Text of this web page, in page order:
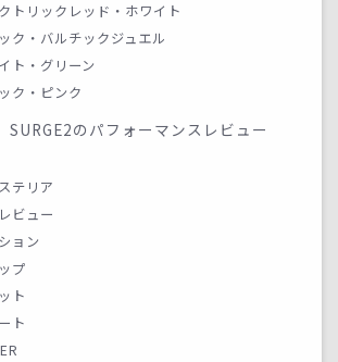
トリックレッド・ホワイト
ク・バルチックジュエル
ト・グリーン
ク・ピンク
のパフォーマンスレビュー
テリア
ビュー
ョン
プ
ト
ト